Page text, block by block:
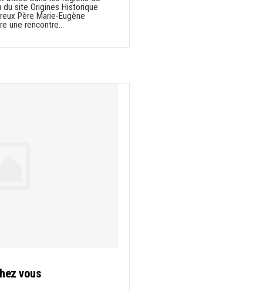
du site Origines Historique
Père Marie-Eugène
une rencontre…
vous